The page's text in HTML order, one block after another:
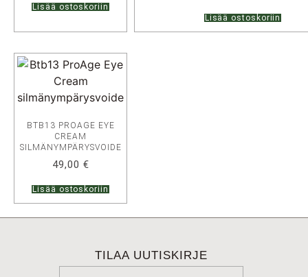
Lisää ostoskoriin
Lisää ostoskoriin
BTB13 PROAGE EYE
CREAM
SILMÄNYMPÄRYSVOIDE
49,00 €
Lisää ostoskoriin
TILAA UUTISKIRJE